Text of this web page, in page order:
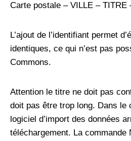
Carte postale – VILLE – TITRE
L’ajout de l’identifiant permet
identiques, ce qui n’est pas
Commons.
Attention le titre ne doit pas
doit pas être trop long. Dans le
logiciel d’import des données
téléchargement. La commande